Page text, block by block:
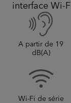
interface Wi-
A partir de 19
dB(A)
Wi-Fi de série